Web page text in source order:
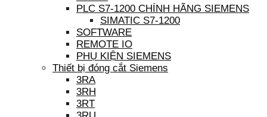
PLC S7-1200 CHÍNH HÃNG SIEMENS
SIMATIC S7-1200
SOFTWARE
REMOTE IO
PHỤ KIỆN SIEMENS
Thiết bị đóng cắt Siemens
3RA
3RH
3RT